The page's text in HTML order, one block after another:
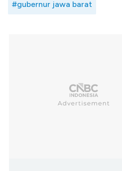
#gubernur jawa barat